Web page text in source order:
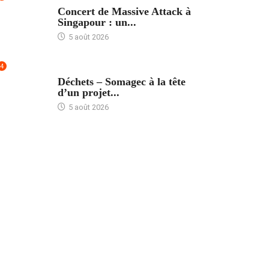
Concert de Massive Attack à
Singapour : un...
5 août 2026
4
Déchets – Somagec à la tête
d’un projet...
5 août 2026